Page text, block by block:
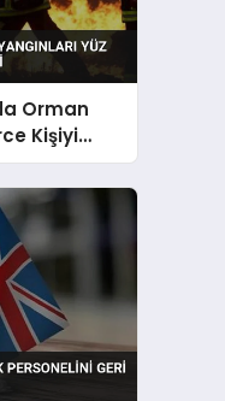
Orman
Kişiyi